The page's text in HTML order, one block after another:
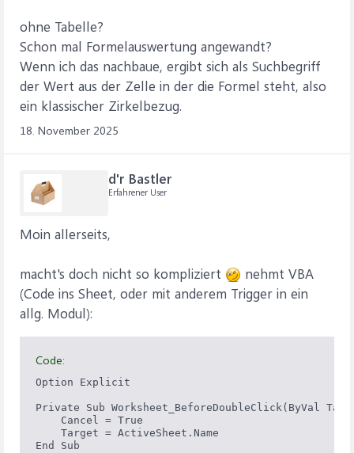
ohne Tabelle?
Schon mal Formelauswertung angewandt?
Wenn ich das nachbaue, ergibt sich als Suchbegriff
der Wert aus der Zelle in der die Formel steht, also
ein klassischer Zirkelbezug.
18. November 2025
d'r Bastler
Erfahrener User
Moin allerseits,
macht's doch nicht so kompliziert
nehmt VBA
(Code ins Sheet, oder mit anderem Trigger in ein
allg. Modul):
Code:
Option Explicit
Private Sub Worksheet_BeforeDoubleClick(ByVal
    Cancel = True
    Target = ActiveSheet.Name
End Sub